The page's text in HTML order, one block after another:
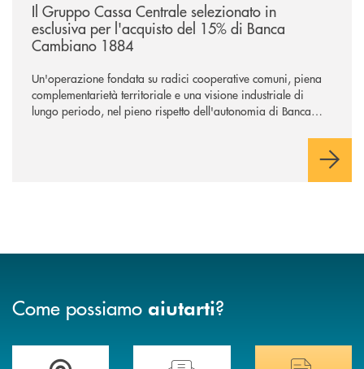
Il Gruppo Cassa Centrale selezionato in
esclusiva per l'acquisto del 15% di Banca
Cambiano 1884
Un'operazione fondata su radici cooperative comuni, piena
complementarietà territoriale e una visione industriale di
lungo periodo, nel pieno rispetto dell'autonomia di Banca
negoziazione esclusiva per la finalizzazione dell’operazione.
Come possiamo aiutarti?
Trova la filiale più vicina a TeHai bisogno di assistenza immediata?
Hai bisogno di